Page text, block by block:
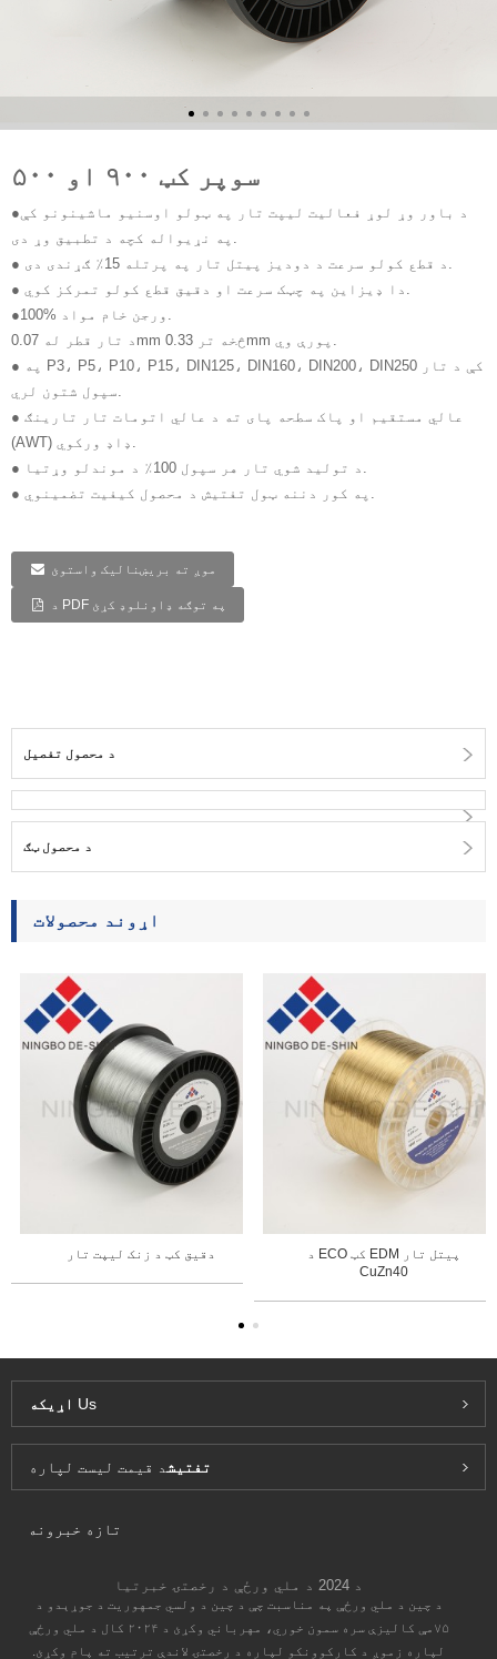
سوپر کټ ۹۰۰ او ۵۰۰
●د باور وړ لوړ فعالیت لیپت تار په ټولو اوسنیو ماشینونو کې
● په P3، P5، P10، P15، DIN125، DIN160، DIN200، DIN250 کې د تار
● عالي مستقیم او پاک سطحه پای ته د عالي اتومات تار تارینګ
موږ ته بریښنالیک واستوئ
د PDF په توګه ډاونلوډ کړئ
د محصول تفصیل
د محصول ټګ
اړوند محصولات
دقیق کټ د زنک لیپت تار
د ECO کټ EDM پیتل تار
CuZn40
اړیکه Us
تفتیشد قیمت لیست لپاره
تازه خبرونه
د 2024 د ملي ورځې د رخصتۍ خبرتیا
د چين د ملي ورځې په مناسبت چې د چين د ولسي جمهوريت د جوړېدو د
۷۵مې کاليزې سره سمون خوري، مهرباني وکړئ د ۲۰۲۴ کال د ملي ورځې
لپاره زموږ د کارکوونکو لپاره د رخصتۍ لاندې ترتيب ته پام وکړئ.